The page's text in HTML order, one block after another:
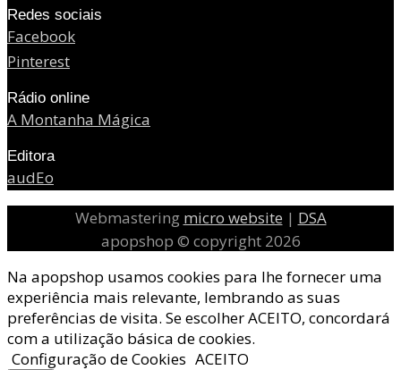
Redes sociais
Facebook
Pinterest
Rádio online
A Montanha Mágica
Editora
audEo
Webmastering micro website | DSA
apopshop © copyright 2026
Na apopshop usamos cookies para lhe fornecer uma
experiência mais relevante, lembrando as suas
preferências de visita. Se escolher ACEITO, concordará
com a utilização básica de cookies.
Configuração de Cookies ACEITO